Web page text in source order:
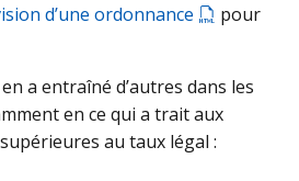
d’une ordonnance
pour
a entraîné d’autres dans les
en ce qui a trait aux
au taux légal :